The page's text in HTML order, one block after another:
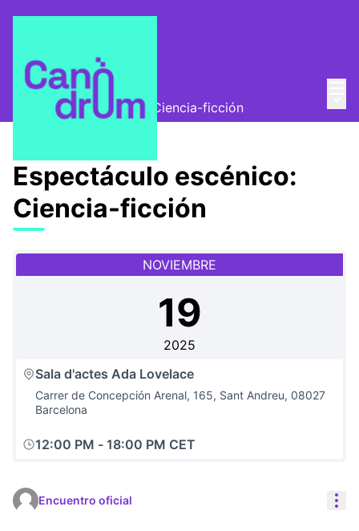
Canòdrom Abierto
Espectáculo escénico: Ciencia-ficción
Espectáculo escénico:
Ciencia-ficción
NOVIEMBRE
19
2025
Sala d'actes Ada Lovelace
Carrer de Concepción Arenal, 165, Sant Andreu, 08027
Barcelona
12:00 PM - 18:00 PM CET
Encuentro oficial